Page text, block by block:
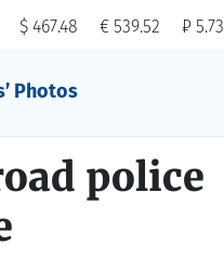
$ 467.48 € 539.52 ₽ 5.73
Photos
police